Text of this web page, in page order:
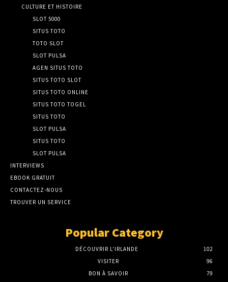
CULTURE ET HISTOIRE
SLOT 5000
SITUS TOTO
TOTO SLOT
SLOT PULSA
AGEN SITUS TOTO
SITUS TOTO SLOT
SITUS TOTO ONLINE
SITUS TOTO TOGEL
SITUS TOTO
SLOT PULSA
SITUS TOTO
SLOT PULSA
INTERVIEWS
EBOOK GRATUIT
CONTACTEZ-NOUS
TROUVER UN SERVICE
Popular Category
DÉCOUVRIR L'IRLANDE
102
VISITER
96
BON À SAVOIR
79